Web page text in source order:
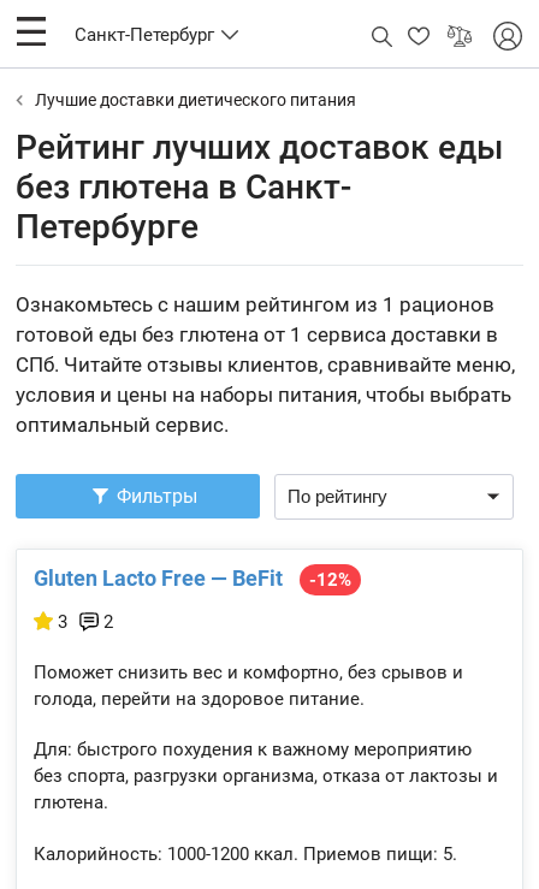
Санкт-Петербург
Лучшие доставки диетического питания
Рейтинг лучших доставок еды
без глютена в Санкт-
Петербурге
Ознакомьтесь с нашим рейтингом из 1 рационов
готовой еды без глютена от 1 сервиса доставки в
СПб. Читайте отзывы клиентов, сравнивайте меню,
условия и цены на наборы питания, чтобы выбрать
оптимальный сервис.
Фильтры
Gluten Lacto Free — BeFit
-12%
3
2
Поможет снизить вес и комфортно, без срывов и
голода, перейти на здоровое питание.
Для: быстрого похудения к важному мероприятию
без спорта, разгрузки организма, отказа от лактозы и
глютена.
Калорийность: 1000-1200 ккал. Приемов пищи: 5.